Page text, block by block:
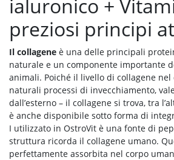
ialuronico +
preziosi principi
Il collagene è una delle principali
naturale e un componente importante
animali. Poiché il livello di collagene
naturali processi di invecchiamento,
dall’esterno – il collagene si trova, tra
è anche disponibile sotto forma di
I utilizzato in OstroVit è una fonte di
struttura ricorda il collagene umano.
perfettamente assorbita nel corpo